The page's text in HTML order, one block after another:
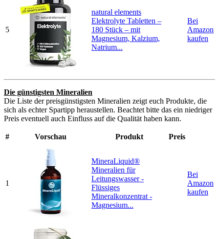
5
natural elements
Elektrolyte Tabletten –
180 Stück – mit
Magnesium, Kalzium,
Natrium...
Bei
Amazon
kaufen
Die günstigsten Mineralien
Die Liste der preisgünstigsten Mineralien zeigt euch Produkte, die
sich als echter Spartipp heraustellen. Beachtet bitte das ein niedriger
Preis eventuell auch Einfluss auf die Qualität haben kann.
# Vorschau Produkt Preis
1
MineraLiquid®
Mineralien für
Leitungswasser -
Flüssiges
Mineralkonzentrat -
Magnesium...
Bei
Amazon
kaufen